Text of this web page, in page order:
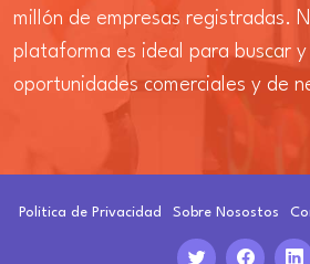
millón de empresas registradas.
plataforma es ideal para buscar
oportunidades comerciales y de
Politica de Privacidad Sobre Nosostos